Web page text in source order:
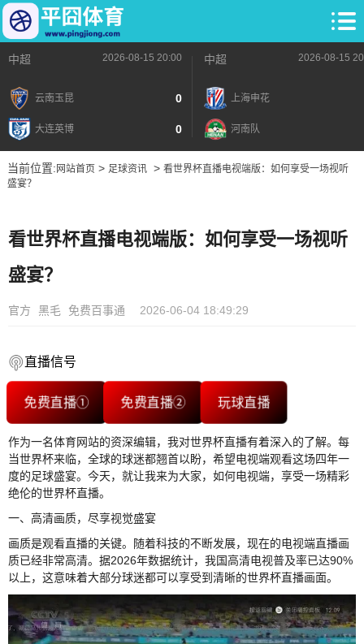
中超 2026-08-15 20:00
云南玉昆 0
大连英博 0
中超 2026-08-15
上海申花
河南队
当前位置: 网站首页> 足球资讯> 看世界杯直播电视端版：如何享受一场视听
盛宴？
看世界杯直播电视端版：如何享受一场视听
盛宴？
官方 黑毛 免费百事通 2026-06-04 18:49:29
直播信号
免费直播① 免费直播② 玩球直播
作为一名体育网站的资深编辑，我对世界杯直播有着深入的了解。每
当世界杯来临，全球的球迷都翘首以盼，希望电视端观看这场四年一
度的足球盛宴。今天，就让我来为大家，如何电视端，享受一场精彩
绝伦的世界杯直播。
一、高清画质，尽享视觉盛宴
画质是观看直播的关键。随着科技的不断发展，现在的电视端直播画
质已经非常高清。据2026年数据统计，我国高清电视普及率已达90%
以上，这意味着大部分球迷都可以享受到清晰的世界杯直播画面。